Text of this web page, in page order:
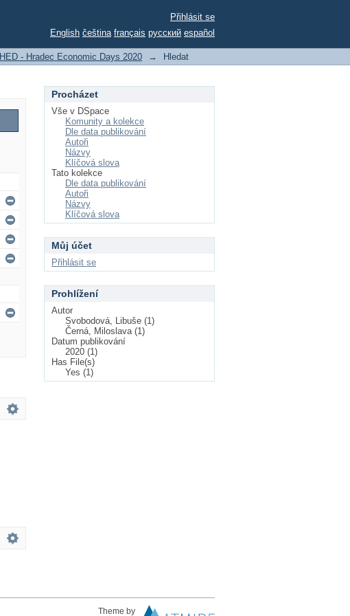
Přihlásit se
English čeština français русский español
HED - Hradec Economic Days 2020 → Hledat
Procházet
Vše v DSpace
Komunity a kolekce
Dle data publikování
Autoři
Názvy
Klíčová slova
Tato kolekce
Dle data publikování
Autoři
Názvy
Klíčová slova
Můj účet
Přihlásit se
Prohlížení
Autor
Svobodová, Libuše (1)
Černá, Miloslava (1)
Datum publikování
2020 (1)
Has File(s)
Yes (1)
Theme by